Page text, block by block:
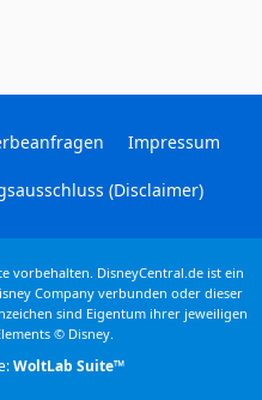
Impressum
(Disclaimer)
vorbehalten. DisneyCentral.de ist ein
Company verbunden oder dieser
sind Eigentum ihrer jeweiligen
© Disney.
WoltLab Suite™